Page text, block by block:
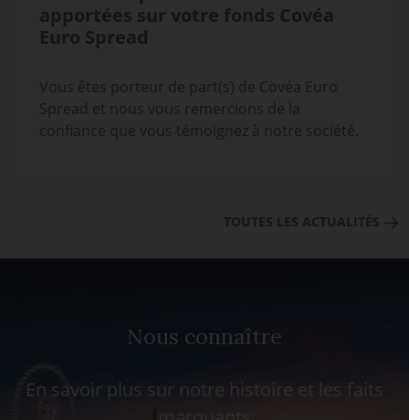
apportées sur votre fonds Covéa
Euro Spread
Vous êtes porteur de part(s) de Covéa Euro
Spread et nous vous remercions de la
confiance que vous témoignez à notre société.
TOUTES LES ACTUALITÉS
Nous connaître
En savoir plus sur notre histoire et les faits